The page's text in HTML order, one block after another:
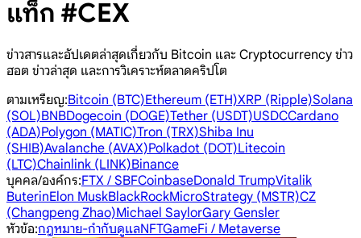
แท็ก #CEX
ข่าวสารและอัปเดตล่าสุดเกี่ยวกับ Bitcoin และ Cryptocurrency ข่าว
ฮอต ข่าวล่าสุด และการวิเคราะห์ตลาดคริปโต
ตามเหรียญ:Bitcoin (BTC)Ethereum (ETH)XRP (Ripple)Solana
(SOL)BNBDogecoin (DOGE)Tether (USDT)USDCCardano
(ADA)Polygon (MATIC)Tron (TRX)Shiba Inu
(SHIB)Avalanche (AVAX)Polkadot (DOT)Litecoin
(LTC)Chainlink (LINK)Binance
บุคคล/องค์กร:FTX / SBFCoinbaseDonald TrumpVitalik
ButerinElon MuskBlackRockMicroStrategy (MSTR)CZ
(Changpeng Zhao)Michael SaylorGary Gensler
หัวข้อ:กฎหมาย-กำกับดูแลNFTGameFi / Metaverse